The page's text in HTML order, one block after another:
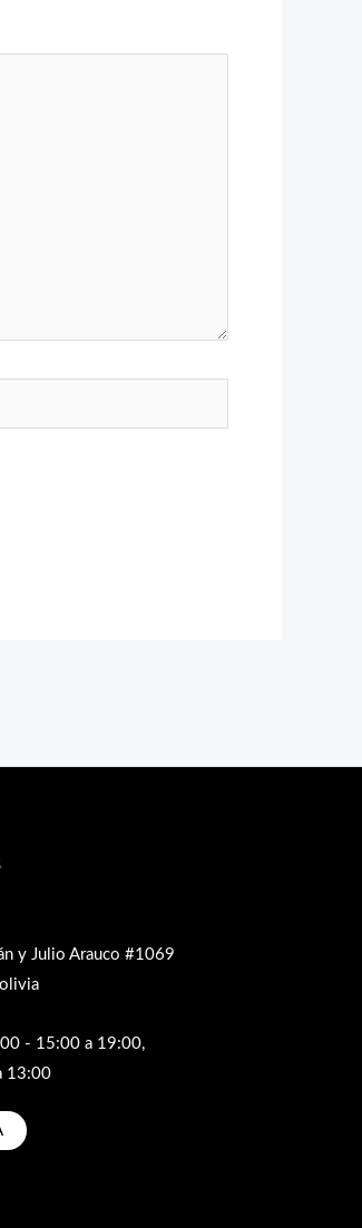
y Julio Arauco #1069
- 15:00 a 19:00,
13:00